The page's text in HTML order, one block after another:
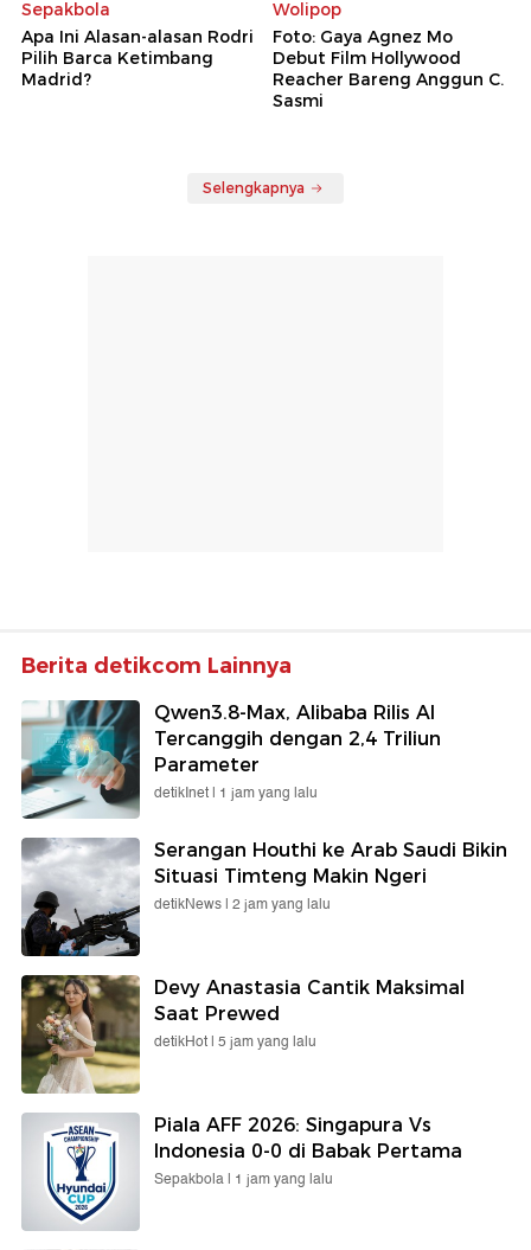
Sepakbola
Apa Ini Alasan-alasan Rodri
Pilih Barca Ketimbang
Madrid?
Wolipop
Foto: Gaya Agnez Mo
Debut Film Hollywood
Reacher Bareng Anggun C.
Sasmi
Selengkapnya
Berita detikcom Lainnya
Qwen3.8-Max, Alibaba Rilis AI
Tercanggih dengan 2,4 Triliun
Parameter
detikInet | 1 jam yang lalu
Serangan Houthi ke Arab Saudi Bikin
Situasi Timteng Makin Ngeri
detikNews | 2 jam yang lalu
Devy Anastasia Cantik Maksimal
Saat Prewed
detikHot | 5 jam yang lalu
Piala AFF 2026: Singapura Vs
Indonesia 0-0 di Babak Pertama
Sepakbola | 1 jam yang lalu